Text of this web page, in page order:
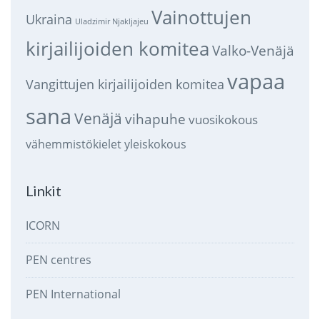
Ukraina Uladzimir Njakljajeu Vainottujen
kirjailijoiden komitea Valko-Venäjä
Vangittujen kirjailijoiden komitea vapaa
sana Venäjä vihapuhe vuosikokous
vähemmistökieletyleiskokous
Linkit
ICORN
PEN centres
PEN International